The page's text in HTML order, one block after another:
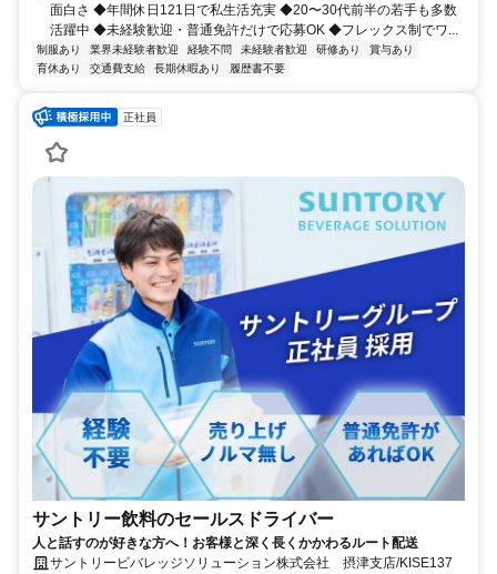
面白さ ◆年間休日121日で私生活充実 ◆20〜30代前半の若手も多数
活躍中 ◆未経験歓迎・普通免許だけで応募OK ◆フレックス制でワ...
制服あり 業界未経験者歓迎 経験不問 未経験者歓迎 研修あり
賞与あり
育休あり
交通費支給 長期休暇あり 履歴書不要
正社員
サントリー飲料のセールスドライバー
人と話すのが好きな方へ！お客様と深く長くかかわるルート配送
サントリービバレッジソリューション株式会社 摂津支店/KISE137